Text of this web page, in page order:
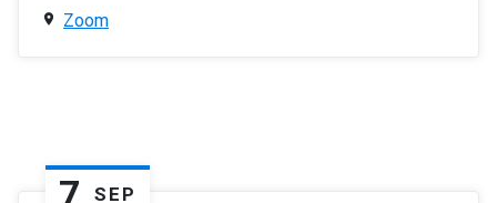
Zoom
SEP